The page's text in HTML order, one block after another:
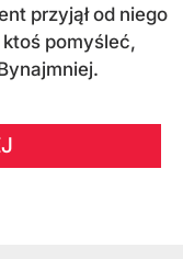
przyjął od niego
pomyśleć,